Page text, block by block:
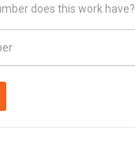
does this work have?